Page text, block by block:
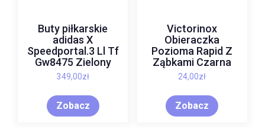
Buty piłkarskie
adidas X
Speedportal.3 Ll Tf
Gw8475 Zielony
349,00zł
Zobacz
Victorinox
Obieraczka
Pozioma Rapid Z
Ząbkami Czarna
24,00zł
Zobacz